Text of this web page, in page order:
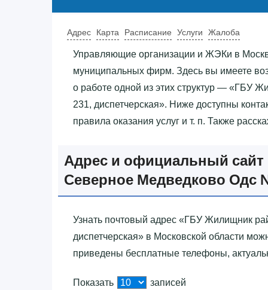
Адрес Карта Расписание Услуги Жалоба
Управляющие организации и ЖЭКи в
муниципальных фирм. Здесь вы имеете
о работе одной из этих структур — «‎ГБУ
231, диспетчерская»‎. Ниже доступны
правила оказания услуг и т. п. Также
Адрес и официальный
Северное Медведково Одс
Узнать почтовый адрес «‎ГБУ Жилищник
диспетчерская»‎ в Московской области
приведены бесплатные телефоны,
Показать записей